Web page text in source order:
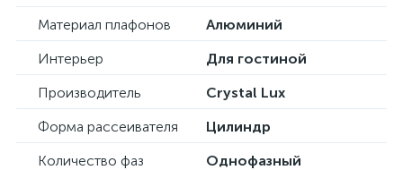
Материал плафонов
Алюминий
Интерьер
Для гостиной
Производитель
Crystal Lux
Форма рассеивателя
Цилиндр
Количество фаз
Однофазный